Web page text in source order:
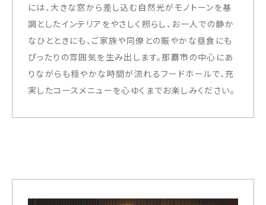
には、大きな窓から差し込む自然光がモノトーンを基
調としたインテリアをやさしく照らし、お一人での静か
なひとときにも、ご家族や同僚との賑やかな昼食にも
ぴったりの雰囲気を生み出します。那覇市の中心にあ
りながらも穏やかな時間が流れるフードホールで、充
実したコースメニューを心ゆくまでお楽しみください。